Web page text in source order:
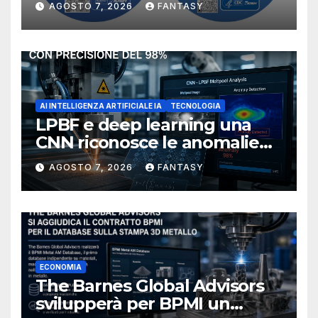
NIOSH
AGOSTO 7, 2026 FANTASY
AI INTELLIGENZA ARTIFICIALE IA TECNOLOGIA
LPBF e deep learning una
CNN riconosce le anomalie
del bagno di fusione
AGOSTO 7, 2026 FANTASY
ECONOMIA
The Barnes Global Advisors
svilupperà per BPMI un